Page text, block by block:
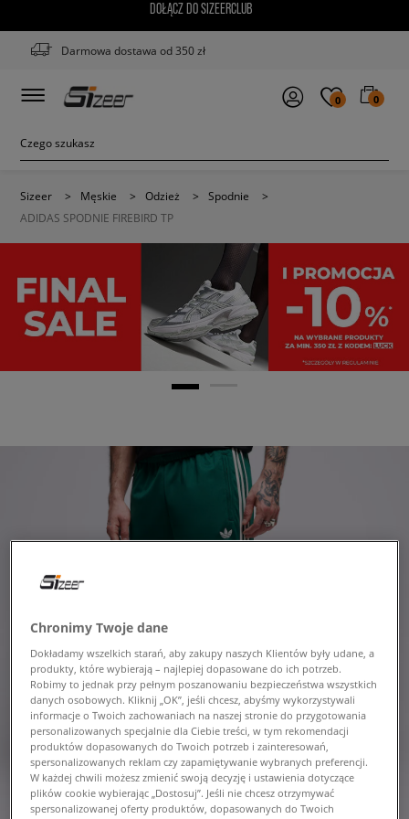
DOŁĄCZ DO SIZEERCLUB
Darmowa dostawa od 350 zł
0 0
Sizeer > Męskie > Odzież > Spodnie
>
ADIDAS SPODNIE FIREBIRD TP
Chronimy Twoje dane
Dokładamy wszelkich starań, aby zakupy naszych Klientów były udane, a
produkty, które wybierają – najlepiej dopasowane do ich potrzeb.
Robimy to jednak przy pełnym poszanowaniu bezpieczeństwa wszystkich
danych osobowych. Kliknij „OK”, jeśli chcesz, abyśmy wykorzystywali
informacje o Twoich zachowaniach na naszej stronie do przygotowania
personalizowanych specjalnie dla Ciebie treści, w tym rekomendacji
produktów dopasowanych do Twoich potrzeb i zainteresowań,
spersonalizowanych reklam czy zapamiętywanie wybranych preferencji.
W każdej chwili możesz zmienić swoją decyzję i ustawienia dotyczące
plików cookie wybierając „Dostosuj”. Jeśli nie chcesz otrzymywać
spersonalizowanej oferty produktów, dopasowanych do Twoich